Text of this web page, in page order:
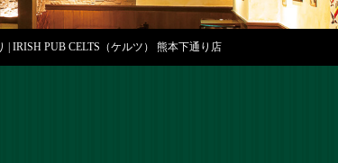
IRISH PUB CELTS（ケルツ） 熊本下通り店